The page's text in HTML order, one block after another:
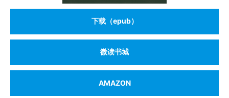
下载（epub）
微读书城
AMAZON